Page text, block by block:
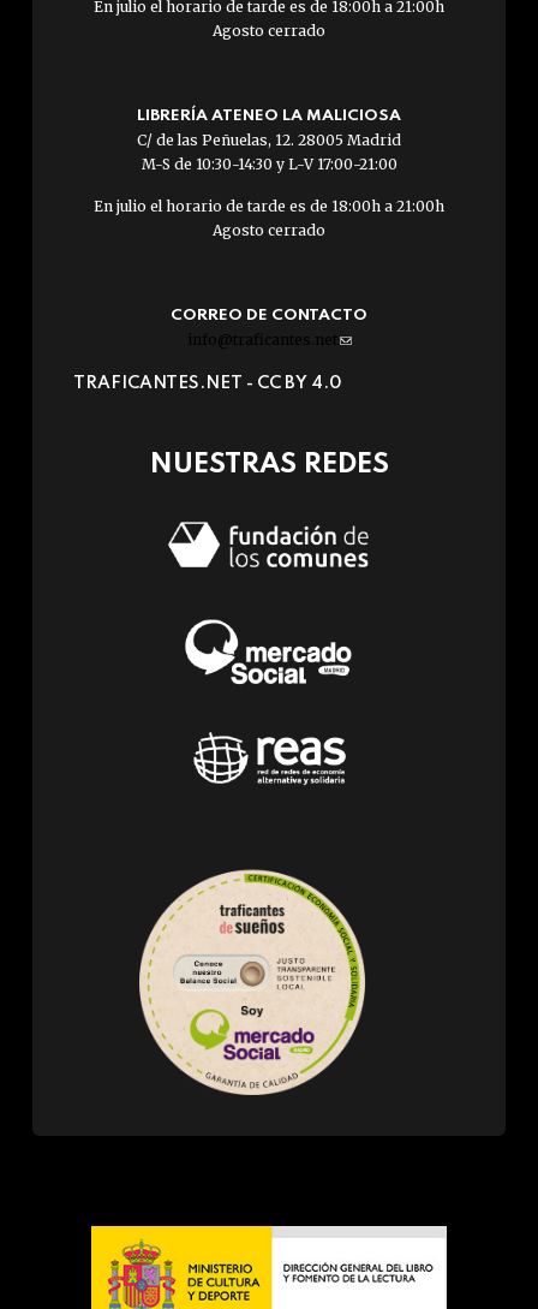
En julio el horario de tarde es de 18:00h a 21:00h
Agosto cerrado
LIBRERÍA ATENEO LA MALICIOSA
C/ de las Peñuelas, 12. 28005 Madrid
M-S de 10:30-14:30 y L-V 17:00-21:00
En julio el horario de tarde es de 18:00h a 21:00h
Agosto cerrado
CORREO DE CONTACTO
info@traficantes.net (link
e-
TRAFICANTES.NET - CC BY 4.0
NUESTRAS REDES